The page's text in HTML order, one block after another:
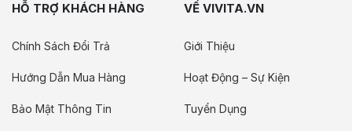
HỖ TRỢ KHÁCH HÀNG
Chính Sách Đổi Trả
Hướng Dẫn Mua Hàng
Bảo Mật Thông Tin
VỀ VIVITA.VN
Giới Thiệu
Hoạt Động – Sự Kiện
Tuyển Dụng